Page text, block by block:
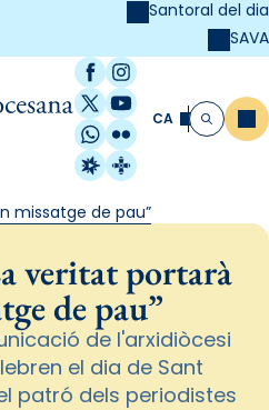
Santoral del dia
SAVA
Facebook
Instagram
X / Twitter
YouTube
WhatsApp
Flickr
Radio Estel
Catalunya
CA Cerca
missatge de pau”
veritat portarà
de pau”
de l'arxidiòcesi
el dia de Sant
patró dels periodistes